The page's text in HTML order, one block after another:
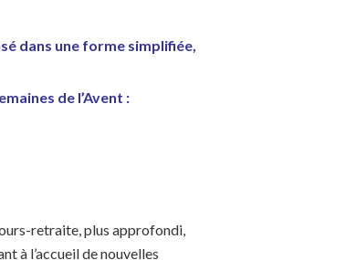
dans une forme simplifiée,
de l’Avent :
retraite, plus approfondi,
à l’accueil de nouvelles